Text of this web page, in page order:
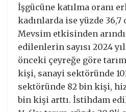
İşgücüne katılma oranı
kadınlarda ise yüzde 36,7
Mevsim etkisinden
edilenlerin sayısı 2024
önceki çeyreğe göre
kişi, sanayi sektöründe
sektöründe 82 bin kişi,
bin kişi arttı. İstihdam